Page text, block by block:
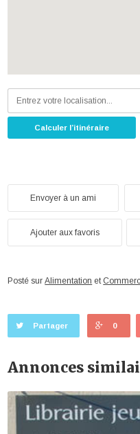
Calculer l’itinéraire
Envoyer à un ami
Ajouter aux favoris
Posté surAlimentation et
Partager 0
Annonces